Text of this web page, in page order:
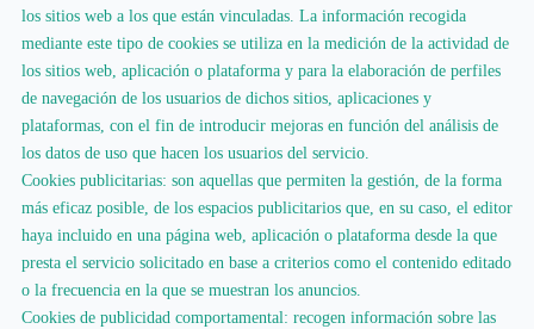
los sitios web a los que están vinculadas. La información recogida
mediante este tipo de cookies se utiliza en la medición de la actividad de
los sitios web, aplicación o plataforma y para la elaboración de perfiles
de navegación de los usuarios de dichos sitios, aplicaciones y
plataformas, con el fin de introducir mejoras en función del análisis de
los datos de uso que hacen los usuarios del servicio.
Cookies publicitarias: son aquellas que permiten la gestión, de la forma
más eficaz posible, de los espacios publicitarios que, en su caso, el editor
haya incluido en una página web, aplicación o plataforma desde la que
presta el servicio solicitado en base a criterios como el contenido editado
o la frecuencia en la que se muestran los anuncios.
Cookies de publicidad comportamental: recogen información sobre las